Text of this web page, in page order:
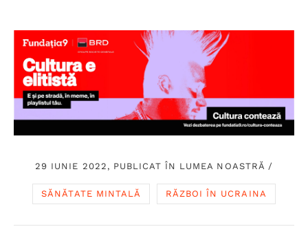
29 IUNIE 2022, PUBLICAT ÎN LUMEA NOASTRĂ /
SĂNĂTATE MINTALĂ RĂZBOI ÎN UCRAINA